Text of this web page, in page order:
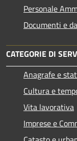
Personale
Documenti e
CATEGORIE DI
Anagrafe e
Cultura e
Vita lavorativa
Imprese e